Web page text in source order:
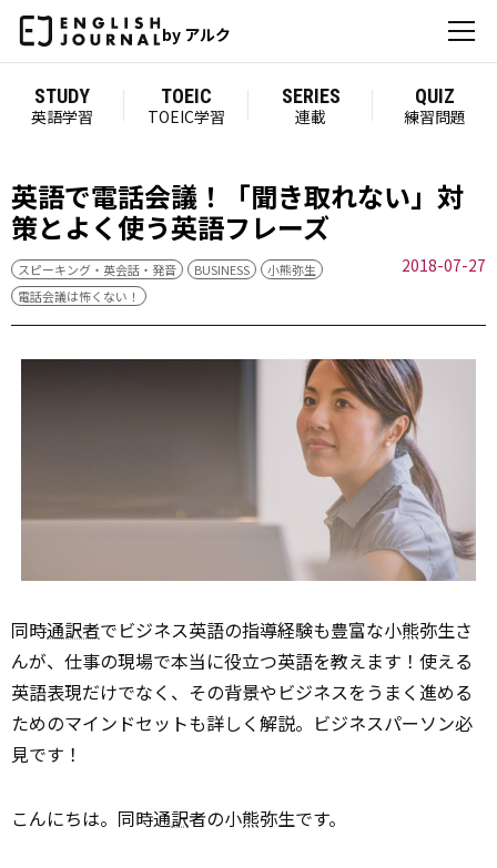
by アルク
STUDY
英語学習
TOEIC
TOEIC学習
SERIES
連載
QUIZ
練習問題
英語で電話会議！「聞き取れない」対
策とよく使う英語フレーズ
スピーキング・英会話・発音 BUSINESS
小熊弥生
電話会議は怖くない！
2018-07-27
同時通訳者でビジネス英語の指導経験も豊富な小熊弥生さ
んが、仕事の現場で本当に役立つ英語を教えます！使える
英語表現だけでなく、その背景やビジネスをうまく進める
ためのマインドセットも詳しく解説。ビジネスパーソン必
見です！
こんにちは。同時通訳者の小熊弥生です。